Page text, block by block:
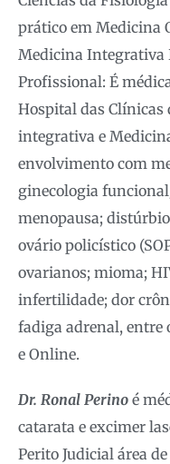
prático em Medicina
Medicina Integrativa
Profissional: É
Hospital das Clínicas
integrativa e
envolvimento com
ginecologia
menopausa;
ovário policístico
ovarianos; mioma;
infertilidade; dor
fadiga adrenal, entre
e Online.
Dr. Ronal Perino é
catarata e excimer
Perito Judicial área